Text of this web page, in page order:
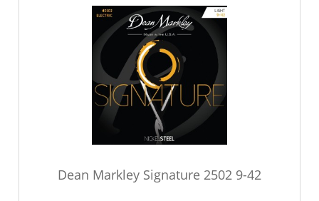
Dean Markley Signature 2502 9-42